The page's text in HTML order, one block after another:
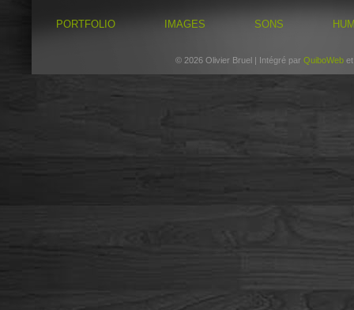
PORTFOLIO IMAGES SONS
© 2026 Olivier Bruel | Intégré par QuiboWeb